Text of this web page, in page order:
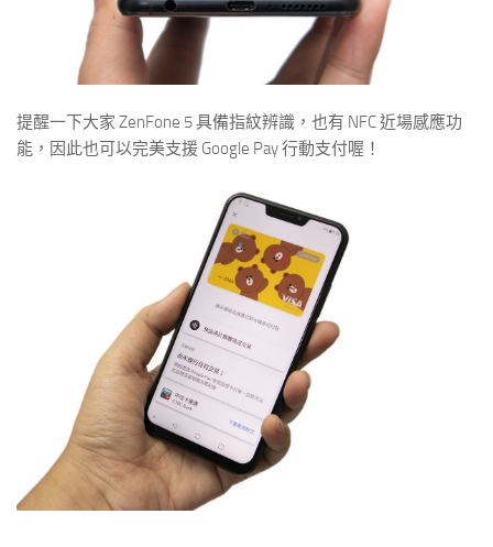
提醒一下大家 ZenFone 5 具備指紋辨識，也有 NFC 近場感應功
能，因此也可以完美支援 Google Pay 行動支付喔！